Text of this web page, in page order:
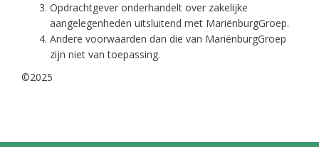
Opdrachtgever onderhandelt over zakelijke
aangelegenheden uitsluitend met MariënburgGroep.
Andere voorwaarden dan die van MariënburgGroep
zijn niet van toepassing.
©2025